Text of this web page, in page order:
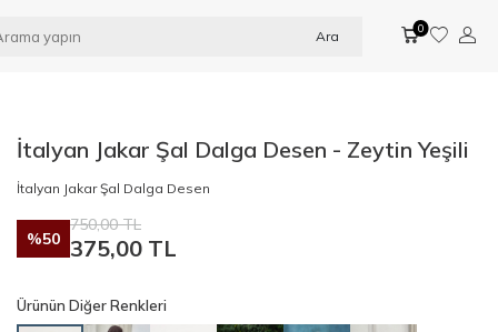
Ara 0
İtalyan Jakar Şal Dalga Desen - Zeytin Yeşili
İtalyan Jakar Şal Dalga Desen
%50
750,00TL
375,00 TL
Ürünün Diğer Renkleri